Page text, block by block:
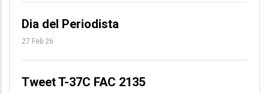
Dia del Periodista
27 Feb 26
Tweet T-37C FAC 2135